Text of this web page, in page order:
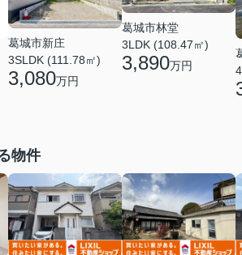
葛城市新庄
3SLDK (111.78㎡)
3,080万円
葛城市林堂
3LDK (108.47㎡)
3,890万円
物件